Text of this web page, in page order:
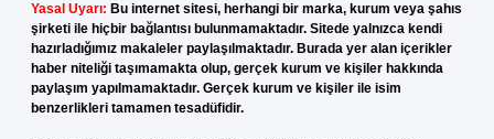
Yasal Uyarı: Bu internet sitesi, herhangi bir marka, kurum veya şahıs
şirketi ile hiçbir bağlantısı bulunmamaktadır. Sitede yalnızca kendi
hazırladığımız makaleler paylaşılmaktadır. Burada yer alan içerikler
haber niteliği taşımamakta olup, gerçek kurum ve kişiler hakkında
paylaşım yapılmamaktadır. Gerçek kurum ve kişiler ile isim
benzerlikleri tamamen tesadüfidir.